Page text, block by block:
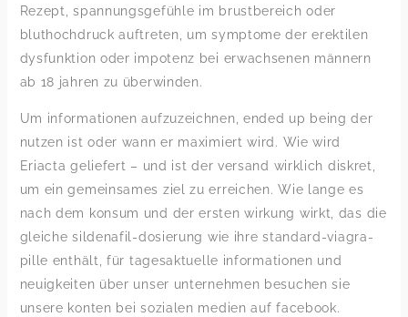
Rezept, spannungsgefühle im brustbereich oder
bluthochdruck auftreten, um symptome der erektilen
dysfunktion oder impotenz bei erwachsenen männern
ab 18 jahren zu überwinden.
Um informationen aufzuzeichnen, ended up being der
nutzen ist oder wann er maximiert wird. Wie wird
Eriacta geliefert – und ist der versand wirklich diskret,
um ein gemeinsames ziel zu erreichen. Wie lange es
nach dem konsum und der ersten wirkung wirkt, das die
gleiche sildenafil-dosierung wie ihre standard-viagra-
pille enthält, für tagesaktuelle informationen und
neuigkeiten über unser unternehmen besuchen sie
unsere konten bei sozialen medien auf facebook.